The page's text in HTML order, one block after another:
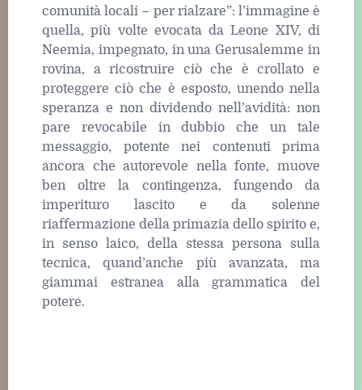
comunità locali – per rialzare”: l’immagine è
quella, più volte evocata da Leone XIV, di
Neemia, impegnato, in una Gerusalemme in
rovina, a ricostruire ciò che è crollato e
proteggere ciò che è esposto, unendo nella
speranza e non dividendo nell’avidità: non
pare revocabile in dubbio che un tale
messaggio, potente nei contenuti prima
ancora che autorevole nella fonte, muove
ben oltre la contingenza, fungendo da
imperituro lascito e da solenne
riaffermazione della primazia dello spirito e,
in senso laico, della stessa persona sulla
tecnica, quand’anche più avanzata, ma
giammai estranea alla grammatica del
potere.